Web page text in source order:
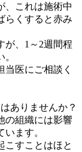
、これは施術中
らくすると赤み
が、1～2週間程
医にご相談く
ありませんか？
の組織には影響
ます。
こすことはほと